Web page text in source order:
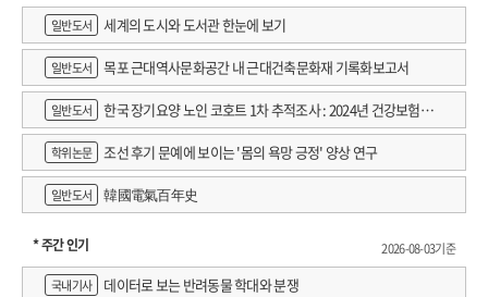
일반도서
세계의 도시와 도서관 한눈에 보기
일반도서 목포 근대역사문화공간 내 근대건축문화재 기록화보고서
일반도서
한국 장기요양 노인 코호트 1차 추적조사 : 2024년 건강보험연
구원 정규연구보고서
학위논문 조선 후기 문예에 보이는 '몸의 욕망 긍정' 양상 연구
일반도서 韓國電氣百年史
* 주간 인기
2026-08-03기준
국내기사
데이터로 보는 반려동물 학대와 분쟁